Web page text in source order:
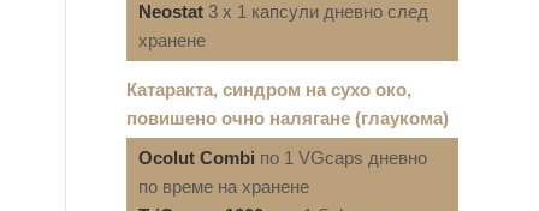
Neostat 3 x 1 капсули дневно след
хранене
Катаракта, синдром на сухо око,
повишено очно налягане (глаукома)
Ocolut Combi по 1 VGcaps дневно
по време на хранене